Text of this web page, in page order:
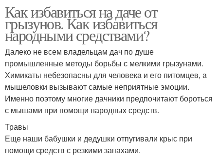
Как избавиться на даче от
грызунов. Как избавиться
народными средствами?
Далеко не всем владельцам дач по душе
промышленные методы борьбы с мелкими грызунами.
Химикаты небезопасны для человека и его питомцев, а
мышеловки вызывают самые неприятные эмоции.
Именно поэтому многие дачники предпочитают бороться
с мышами при помощи народных средств.
Травы
Еще наши бабушки и дедушки отпугивали крыс при
помощи средств с резкими запахами.